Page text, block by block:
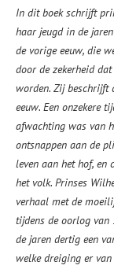
In dit boek schrijft
haar jeugd in de
de vorige eeuw, die
door de zekerheid
worden. Zij beschrijft
eeuw. Een onzekere
afwachting was van
ontsnappen aan de
leven aan het hof, en
het volk. Prinses
verhaal met de
tijdens de oorlog van
de jaren dertig een
welke dreiging er